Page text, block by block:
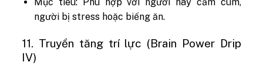
người bị stress hoặc biếng ăn.
11. Truyền tăng trí lực (Brain Power Drip
IV)